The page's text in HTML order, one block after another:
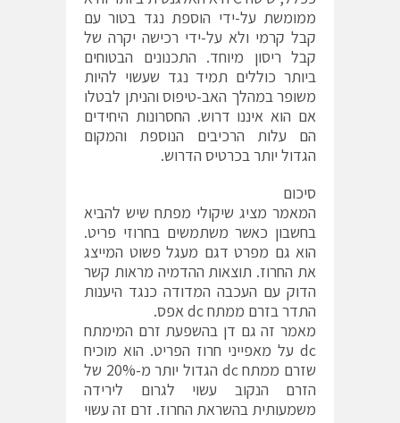
ממומשת על-ידי הוספת נגד בטור עם
קבל קרמי ולא על-ידי רכישה יקרה של
קבל ריסון מיוחד. התכנונים הבטוחים
ביותר כוללים תמיד נגד שעשוי להיות
משופר במהלך האב-טיפוס והניתן לבטלו
אם הוא איננו דרוש. החסרונות היחידים
הם עלות הרכיבים הנוספת והמקום
הגדול יותר בכרטיס הדרוש.
סיכום
המאמר מציג שיקולי מפתח שיש להביא
בחשבון כאשר משתמשים בחרוזי פריט.
הוא גם מפרט דגם מעגל פשוט המייצג
את החרוז. תוצאות ההדמיה מראות קשר
הדוק עם העכבה המדודה כנגד היענות
התדר בזרם ממתח dc אפס.
מאמר זה גם דן בהשפעת זרם המימתח
dc על מאפייני חרוז הפריט. הוא מוכיח
שזרם ממתח dc הגדול יותר מ-20% של
הזרם הנקוב עשוי לגרום לירידה
משמעותית בהשראת החרוז. זרם זה עשוי